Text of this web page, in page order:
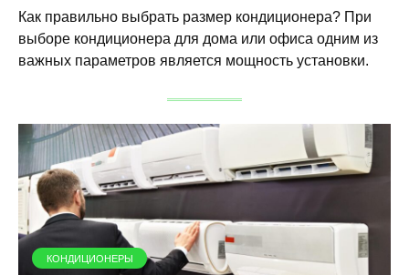
Как правильно выбрать размер кондиционера? При
выборе кондиционера для дома или офиса одним из
важных параметров является мощность установки.
КОНДИЦИОНЕРЫ